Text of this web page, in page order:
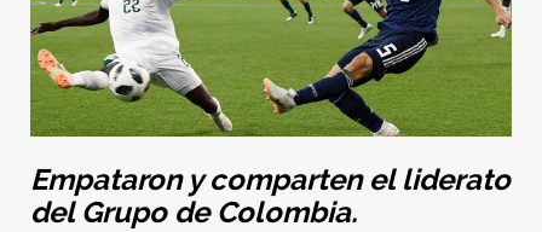
Empataron y comparten el liderato
del Grupo de Colombia.